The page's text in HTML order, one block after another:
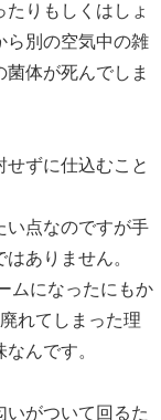
りもしくはしょ
ら別の空気中の雑
体が死んでしま
ずに仕込むこと
い点なのですが手
ありません。
ムになったにもか
れてしまった理
んです。
いがついて回るた